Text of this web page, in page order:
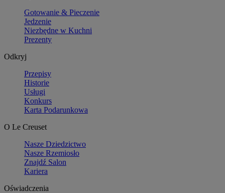
Gotowanie & Pieczenie
Jedzenie
Niezbędne w Kuchni
Prezenty
Odkryj
Przepisy
Historie
Usługi
Konkurs
Karta Podarunkowa
O Le Creuset
Nasze Dziedzictwo
Nasze Rzemiosło
Znajdź Salon
Kariera
Oświadczenia